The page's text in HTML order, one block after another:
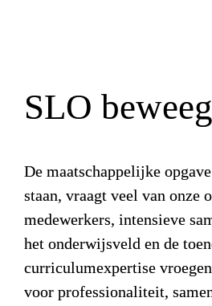
SLO
De maatschappelijke
staan, vraagt veel van onze
medewerkers, intensieve
het onderwijsveld en de
curriculumexpertise
voor professionaliteit,